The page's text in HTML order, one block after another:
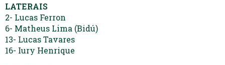
LATERAIS
2- Lucas Ferron
6- Matheus Lima (Bidú)
13- Lucas Tavares
16- Iury Henrique